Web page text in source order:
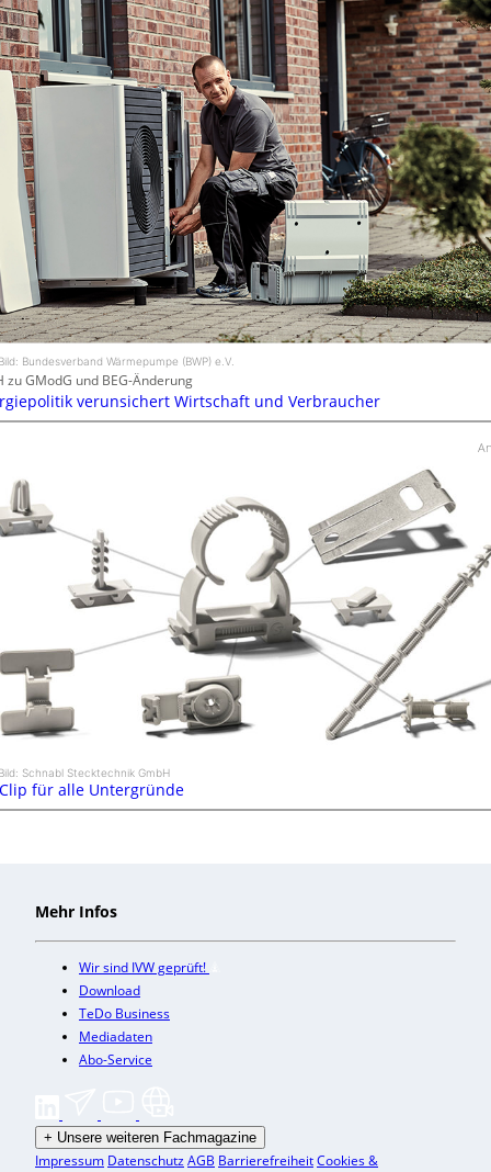
Bundesverband Wärmepumpe (BWP) e.V.
zu GModG und BEG-Änderung
verunsichert Wirtschaft und Verbraucher
Schnabl Stecktechnik GmbH
für alle Untergründe
Mehr Infos
Wir sind IVW geprüft!
Download
TeDo Business
Mediadaten
Abo-Service
+ Unsere weiteren Fachmagazine
Impressum DatenschutzAGB BarrierefreiheitCookies &